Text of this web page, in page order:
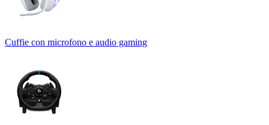
Cuffie con microfono e audio gaming